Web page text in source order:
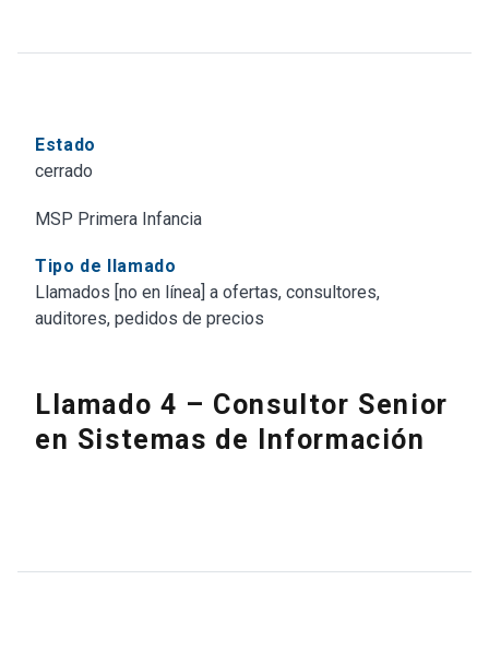
Estado
cerrado
MSP Primera Infancia
Tipo de llamado
Llamados [no en línea] a ofertas, consultores,
auditores, pedidos de precios
Llamado 4 – Consultor Senior
en Sistemas de Información